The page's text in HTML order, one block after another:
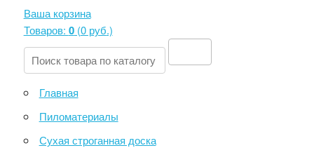
Ваша корзина
Товаров: 0(0 руб.)
Главная
Пиломатериалы
Сухая строганная доска